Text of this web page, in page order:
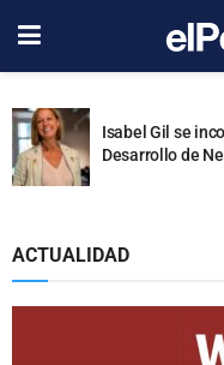
Beatriz Ariño es
Audiencia de
ACTUALIDAD